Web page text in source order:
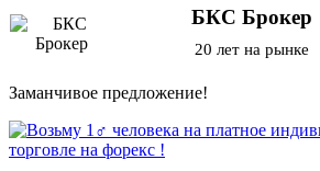
БКС Брокер
20 лет на рынке
Заманчивое предложение!